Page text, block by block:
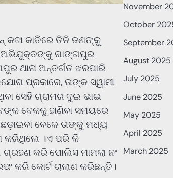
କଟା କାତିରେ ତିନି ଜଣଙ୍କୁ
ଅଭିଯୁକ୍ତଙ୍କୁ ଗାଙ୍ଗପୁର
ଥାନା ଅନ୍ତର୍ଗତ ଝରପାରି
ପ୍ରକାରେ, ତାଙ୍କ ସ୍ୱାମୀ
ସେହି ଗ୍ରାମର ଦୁଇ ଭାଇ
ବେକକୁ ହାଣିବା ସମୟରେ
ବେଳେ ତାଙ୍କୁ ମଧ୍ୟ
କରିଥିଲେ ।ଏ ପରି କି
କରି ପୋଲିସ ମାମଲା ନଂ
କରି କୋର୍ଟ ଚାଲାଣ କରିଛନ୍ତି।
November
October
September
August 2025
July 2025
June 2025
May 2025
April 2025
March 2025